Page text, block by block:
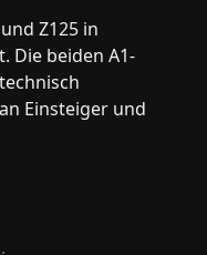
Z125 in
Die beiden A1-
Einsteiger und